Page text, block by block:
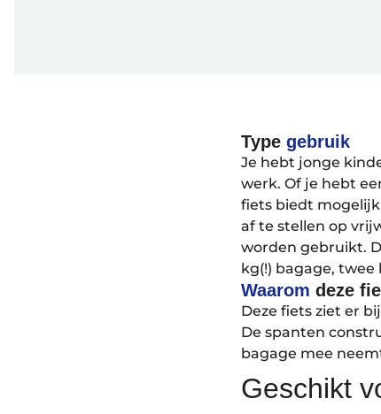
Type gebruik
Je hebt jonge
werk. Of je hebt
fiets biedt
af te stellen op
worden gebruikt.
kg(!) bagage,
Waarom deze
Deze fiets ziet er
De spanten
bagage mee
Geschikt